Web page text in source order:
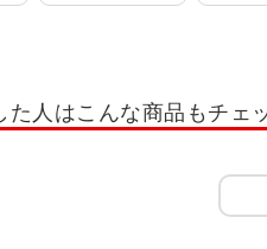
軽量キャビネット(引出し20kg～60kg)
グラン
た人はこんな商品もチェ